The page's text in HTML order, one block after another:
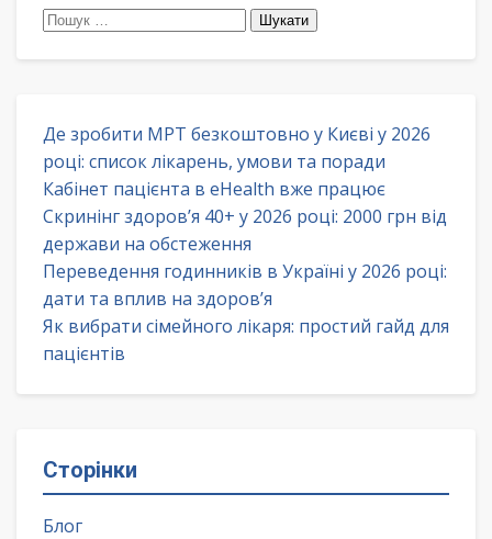
Пошук:
Де зробити МРТ безкоштовно у Києві у 2026
році: список лікарень, умови та поради
Кабінет пацієнта в eHealth вже працює
Скринінг здоров’я 40+ у 2026 році: 2000 грн від
держави на обстеження
Переведення годинників в Україні у 2026 році:
дати та вплив на здоров’я
Як вибрати сімейного лікаря: простий гайд для
пацієнтів
Сторінки
Блог